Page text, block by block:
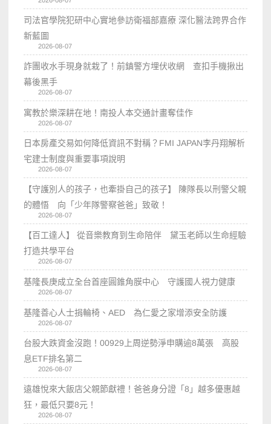
司法官學院犯研中心實地參訪衛福部嘉療 深化醫法跨界合作
新藍圖
2026-08-07
詐團收水手現身就栽了！前鎮警方埋伏收網 查扣手機揪出
幕後黑手
2026-08-07
寓教於樂深耕在地！南投人本交通計畫奪佳作
2026-08-07
日本房產交易如何降低資訊不對稱？FMI JAPAN李丹翔解析
宅建士制度與重要事項說明
2026-08-07
【守護別人的孩子，也牽掛自己的孩子】 陳隊長以刑警父親
的體悟 向「少年隊警察爸爸」致敬！
2026-08-07
【百工達人】 從音樂教育到生命陪伴 黛玉老師以生命經驗
打造共學平台
2026-08-07
基隆長庚成立全台首座圓錐角膜中心 守護國人視力健康
2026-08-07
基隆善心人士捐輪椅、AED 為仁愛之家增添安全防護
2026-08-07
台股大跌資金沒跑！00929上周逆勢淨申購逾8萬張 高股
息ETF排名第二
2026-08-07
遠雄悅來大飯店父親節獻禮！爸爸身分證「8」越多優惠越
狂，最低只要8元！
2026-08-07